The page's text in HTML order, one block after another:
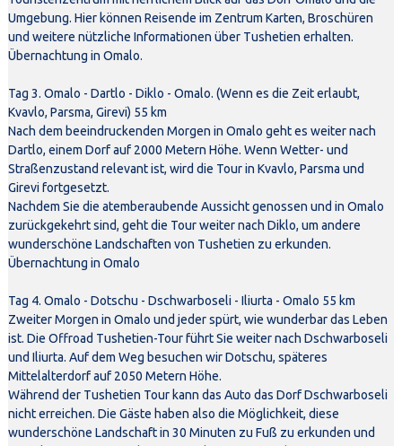
Umgebung. Hier können Reisende im Zentrum Karten, Broschüren
und weitere nützliche Informationen über Tushetien erhalten.
Übernachtung in Omalo.
Tag 3. Omalo - Dartlo - Diklo - Omalo. (Wenn es die Zeit erlaubt,
Kvavlo, Parsma, Girevi) 55 km
Nach dem beeindruckenden Morgen in Omalo geht es weiter nach
Dartlo, einem Dorf auf 2000 Metern Höhe. Wenn Wetter- und
Straßenzustand relevant ist, wird die Tour in Kvavlo, Parsma und
Girevi fortgesetzt.
Nachdem Sie die atemberaubende Aussicht genossen und in Omalo
zurückgekehrt sind, geht die Tour weiter nach Diklo, um andere
wunderschöne Landschaften von Tushetien zu erkunden.
Übernachtung in Omalo
Tag 4. Omalo - Dotschu - Dschwarboseli - Iliurta - Omalo 55 km
Zweiter Morgen in Omalo und jeder spürt, wie wunderbar das Leben
ist. Die Offroad Tushetien-Tour führt Sie weiter nach Dschwarboseli
und Iliurta. Auf dem Weg besuchen wir Dotschu, späteres
Mittelalterdorf auf 2050 Metern Höhe.
Während der Tushetien Tour kann das Auto das Dorf Dschwarboseli
nicht erreichen. Die Gäste haben also die Möglichkeit, diese
wunderschöne Landschaft in 30 Minuten zu Fuß zu erkunden und